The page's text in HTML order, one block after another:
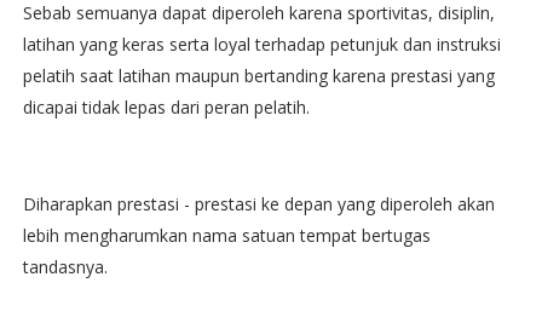
Sebab semuanya dapat diperoleh karena sportivitas, disiplin,
latihan yang keras serta loyal terhadap petunjuk dan instruksi
pelatih saat latihan maupun bertanding karena prestasi yang
dicapai tidak lepas dari peran pelatih.
Diharapkan prestasi - prestasi ke depan yang diperoleh akan
lebih mengharumkan nama satuan tempat bertugas
tandasnya.